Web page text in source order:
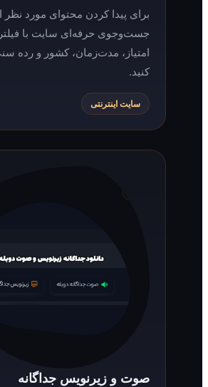
برای پیدا کردن محتوای مورد نظر از
جست‌وجوی حرفه‌ای سایت با فیلتر سال، ژانر،
امتیاز، مدت‌زمان، کشور و رده سنی استفاده
سایت اینترنتی
صوت و زیرنویس جداگانه